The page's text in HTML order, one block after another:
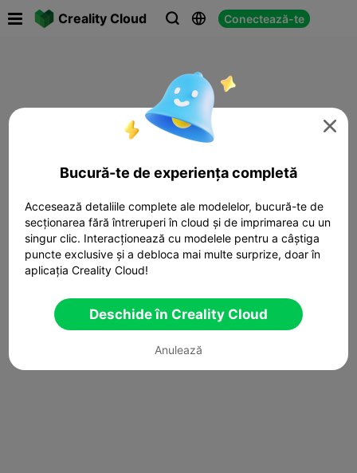
Creality Cloud   Conectează-te

Bucură-te de experiența completă
Accesează detaliile complete ale modelelor, bucură-te de
secționarea fără întreruperi în cloud și de imprimarea cu un
singur clic. Interacționează cu modelele pentru a câștiga
puncte exclusive și a debloca mai multe surprize, doar în
aplicația Creality Cloud!
Deschide în Creality Cloud
Anulează